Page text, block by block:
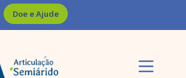
Doe e Ajude